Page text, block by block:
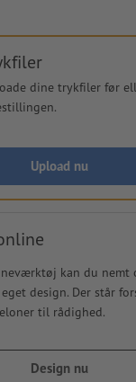
dine trykfiler før
Upload nu
kan du nemt
design. Der står
til rådighed.
Design nu